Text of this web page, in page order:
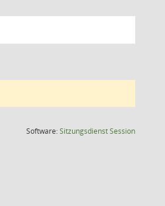
Software:SitzungsdienstSession(Wird in